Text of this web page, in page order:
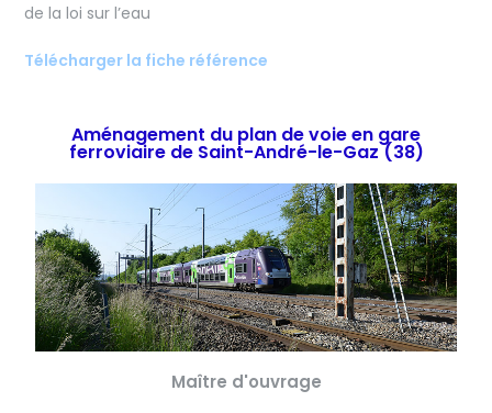
de la loi sur l’eau
Télécharger la fiche référence
Aménagement du plan de voie en gare
ferroviaire de Saint-André-le-Gaz (38)
Maître d'ouvrage